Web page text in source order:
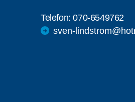
Telefon:070-6549762
sven-